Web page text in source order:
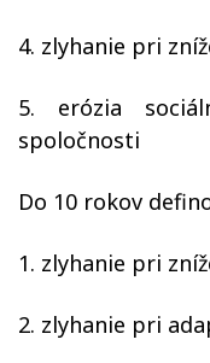
4. zlyhanie pri
5. erózia
spoločnosti
Do 10 rokov
1. zlyhanie pri
2. zlyhanie pri